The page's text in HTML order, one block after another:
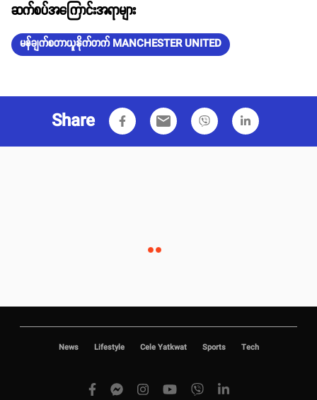
ဆက်စပ်အကြောင်းအရာများ
မန်ချက်စတာယူနိုက်တက် MANCHESTER UNITED
Share email
News Lifestyle Cele Yatkwat Sports Tech